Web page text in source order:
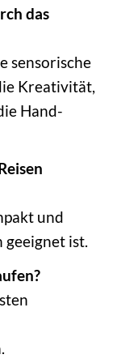
das
sensorische
Kreativität,
Hand-
und
geeignet ist.